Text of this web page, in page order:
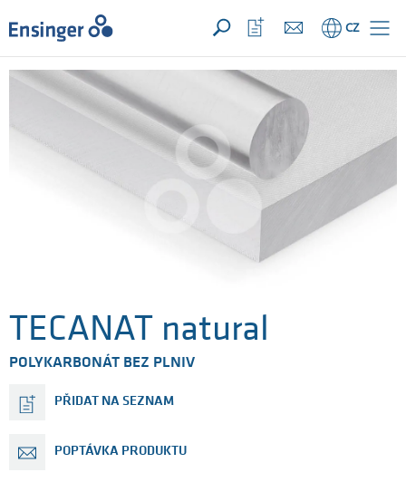
VAŠE POPTÁVKA ({{productCount}} Produkty)OTEVŘÍT
Domů CZ
Otevřít
seznam
oblíbených
TECANAT natural
POLYKARBONÁT BEZ PLNIV
PŘIDAT NA SEZNAM
POPTÁVKA PRODUKTU